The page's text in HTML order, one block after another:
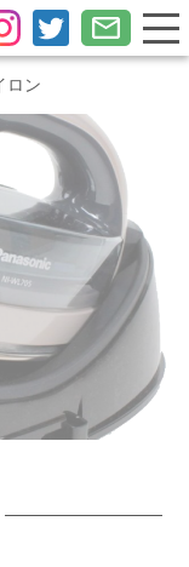
ロン